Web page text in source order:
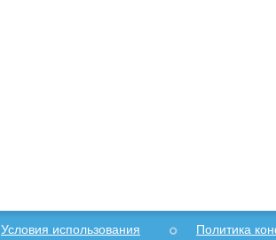
Условия использования Политика